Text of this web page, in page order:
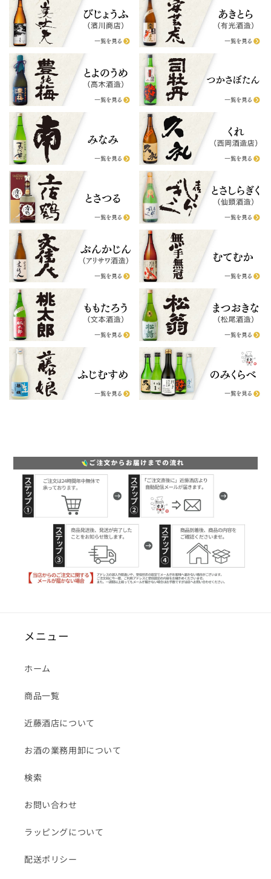
メニュー
ホーム
商品一覧
近藤酒店について
お酒の業務用卸について
検索
お問い合わせ
ラッピングについて
配送ポリシー